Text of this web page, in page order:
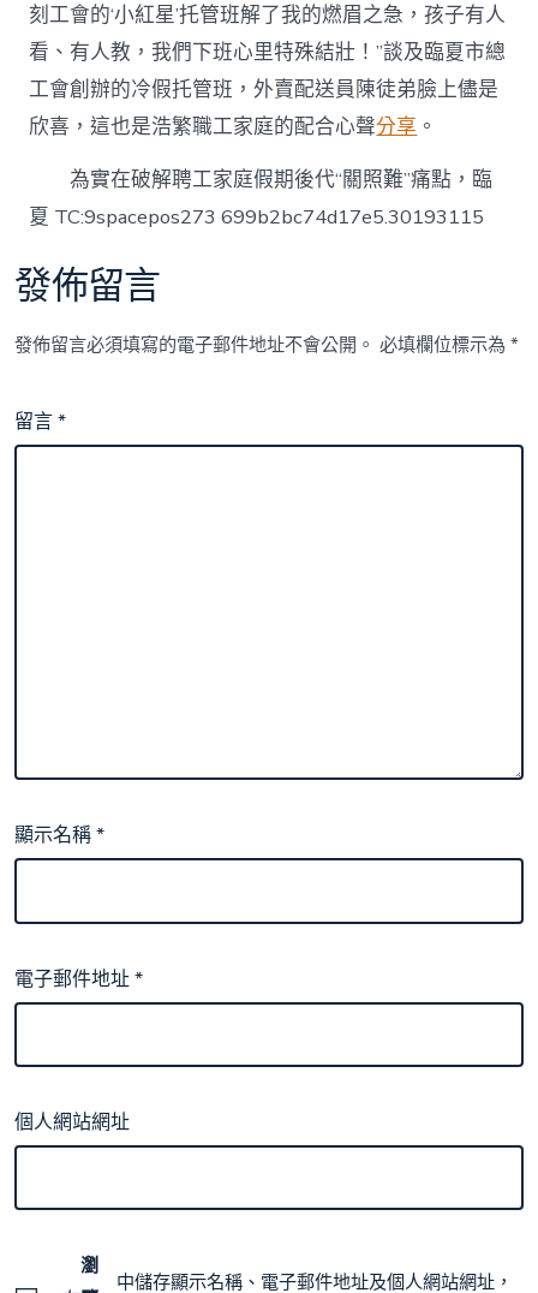
刻工會的‘小紅星’托管班解了我的燃眉之急，孩子有人
看、有人教，我們下班心里特殊結壯！”談及臨夏市總
工會創辦的冷假托管班，外賣配送員陳徒弟臉上儘是
欣喜，這也是浩繁職工家庭的配合心聲分享 。
為實在破解聘工家庭假期後代“關照難”痛點，臨
夏 TC:9spacepos273 699b2bc74d17e5.30193115
發佈留言
發佈留言必須填寫的電子郵件地址不會公開。 必填欄位標示為*
留言*
顯示名稱*
電子郵件地址*
個人網站網址
瀏
中儲存顯示名稱、電子郵件地址及個人網站網址，